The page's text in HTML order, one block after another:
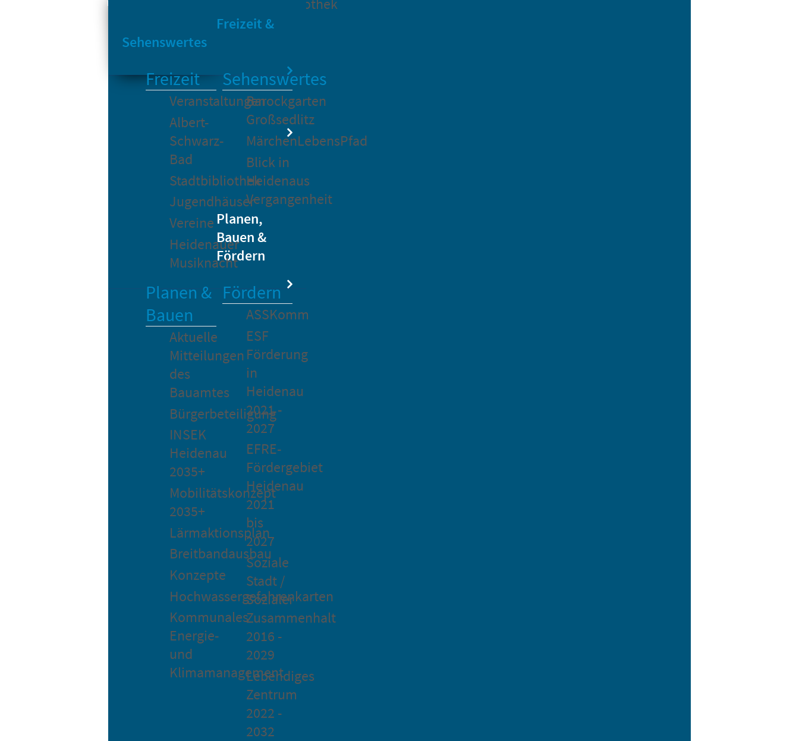
Bikesharing
Stadtbibliothek
Freizeit &
Sehenswertes
Freizeit
Veranstaltungen
Albert-
Schwarz-
Bad
Stadtbibliothek
Jugendhäuser
Vereine
Heidenauer
Musiknacht
Sehenswertes
Barockgarten
Großsedlitz
MärchenLebensPfad
Blick in
Heidenaus
Vergangenheit
Planen,
Bauen &
Fördern
Planen &
Bauen
Aktuelle
Mitteilungen
des
Bauamtes
Bürgerbeteiligung
INSEK
Heidenau
2035+
Mobilitätskonzept
2035+
Lärmaktionsplan
Breitbandausbau
Konzepte
Hochwassergefahrenkarten
Kommunales
Energie-
und
Klimamanagement
Fördern
ASSKomm
ESF
Förderung
in
Heidenau
2021 -
2027
EFRE-
Fördergebiet
Heidenau
2021
bis
2027
Soziale
Stadt /
Sozialer
Zusammenhalt
2016 -
2029
Lebendiges
Zentrum
2022 -
2032